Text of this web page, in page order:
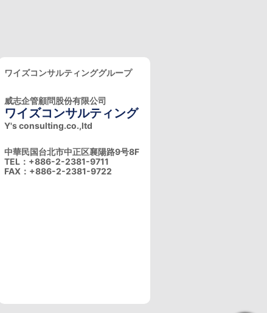
ワイズコンサルティンググループ
威志企管顧問股份有限公司
ワイズコンサルティング
Y's consulting.co.,ltd
中華民国台北市中正区襄陽路9号8F
TEL：+886-2-2381-9711
FAX：+886-2-2381-9722